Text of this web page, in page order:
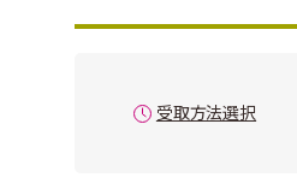
受取方法選択